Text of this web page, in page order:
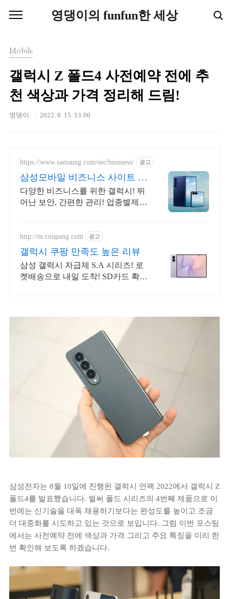
영댕이의 funfun한 세상
Mobile
갤럭시 Z 폴드4 사전예약 전에 추
천 색상과 가격 정리해 드림!
영댕이 2022. 8. 15. 13:00
https://www.samsung.com/sec/business/ 광고
삼성모바일 비즈니스 사이트 본
사 공식 운영 견적문의
다양한 비즈니스를 위한 갤럭시! 뛰
어난 보안, 간편한 관리! 업종별제안
http://m.coupang.com 광고
갤럭시 쿠팡 만족도 높은 리뷰
삼성 갤럭시 자급제 S.A 시리즈! 로
켓배송으로 내일 도착! SD카드 확장
삼성전자는 8월 10일에 진행된 갤럭시 언팩 2022에서 갤럭시 Z
폴드4를 발표했습니다. 벌써 폴드 시리즈의 4번째 제품으로 이
번에는 신기술을 대폭 채용하기보다는 완성도를 높이고 조금
더 대중화를 시도하고 있는 것으로 보입니다. 그럼 이번 포스팅
에서는 사전예약 전에 색상과 가격 그리고 주요 특징을 미리 한
번 확인해 보도록 하겠습니다.